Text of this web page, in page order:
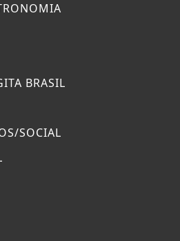
BRASIL
SOCIAL